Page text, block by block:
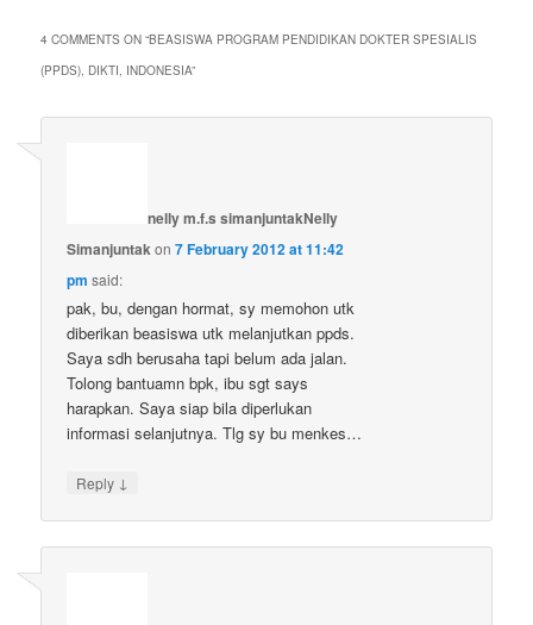
4 COMMENTS ON “BEASISWA PROGRAM PENDIDIKAN DOKTER SPESIALIS
(PPDS), DIKTI, INDONESIA”
nelly m.f.s simanjuntakNelly
Simanjuntakon7 February 2012 at 11:42
pm said:
pak, bu, dengan hormat, sy memohon utk
diberikan beasiswa utk melanjutkan ppds.
Saya sdh berusaha tapi belum ada jalan.
Tolong bantuamn bpk, ibu sgt says
harapkan. Saya siap bila diperlukan
informasi selanjutnya. Tlg sy bu menkes…
Reply ↓